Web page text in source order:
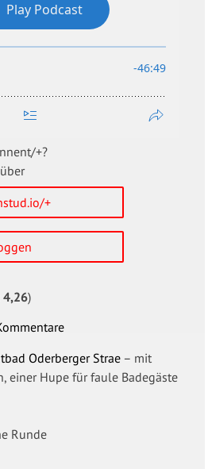
+?
+
4,26)
Oderberger Strae – mit
einer Hupe für faule Badegäste